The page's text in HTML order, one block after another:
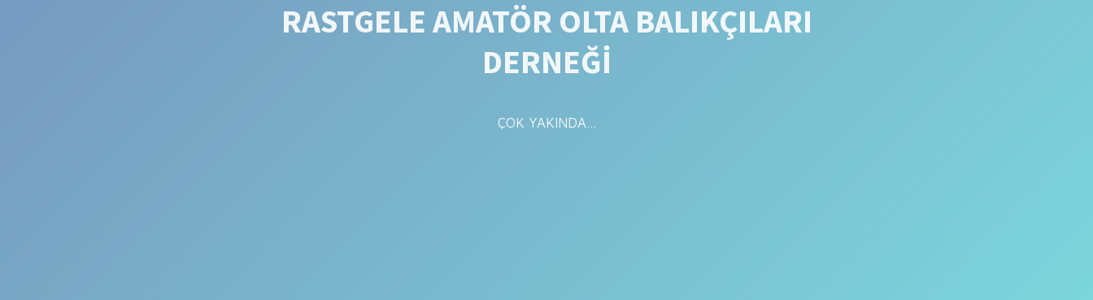
RASTGELE AMATÖR OLTA BALIKÇILARI
DERNEĞİ
ÇOK YAKINDA...